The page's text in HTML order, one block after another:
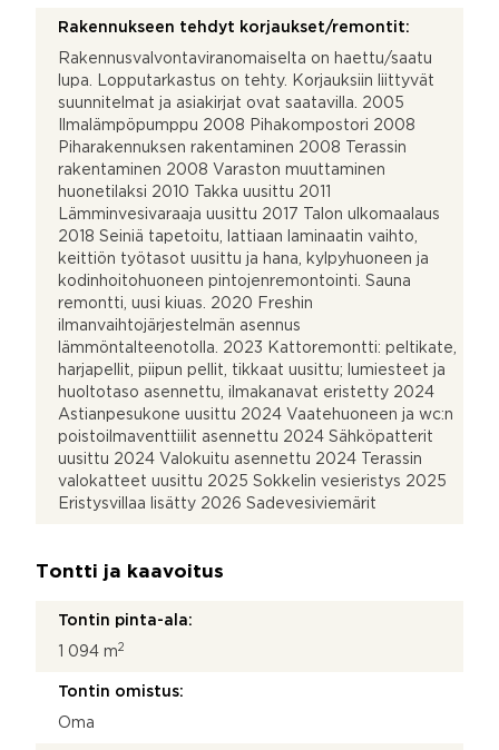
Rakennukseen tehdyt korjaukset/remontit:
Rakennusvalvontaviranomaiselta on haettu/saatu
lupa. Lopputarkastus on tehty. Korjauksiin liittyvät
suunnitelmat ja asiakirjat ovat saatavilla. 2005
Ilmalämpöpumppu 2008 Pihakompostori 2008
Piharakennuksen rakentaminen 2008 Terassin
rakentaminen 2008 Varaston muuttaminen
huonetilaksi 2010 Takka uusittu 2011
Lämminvesivaraaja uusittu 2017 Talon ulkomaalaus
2018 Seiniä tapetoitu, lattiaan laminaatin vaihto,
keittiön työtasot uusittu ja hana, kylpyhuoneen ja
kodinhoitohuoneen pintojenremontointi. Sauna
remontti, uusi kiuas. 2020 Freshin
ilmanvaihtojärjestelmän asennus
lämmöntalteenotolla. 2023 Kattoremontti: peltikate,
harjapellit, piipun pellit, tikkaat uusittu; lumiesteet ja
huoltotaso asennettu, ilmakanavat eristetty 2024
Astianpesukone uusittu 2024 Vaatehuoneen ja wc:n
poistoilmaventtiilit asennettu 2024 Sähköpatterit
uusittu 2024 Valokuitu asennettu 2024 Terassin
valokatteet uusittu 2025 Sokkelin vesieristys 2025
Eristysvillaa lisätty 2026 Sadevesiviemärit
Tontti ja kaavoitus
Tontin pinta-ala:
1 094 m2
Tontin omistus:
Oma